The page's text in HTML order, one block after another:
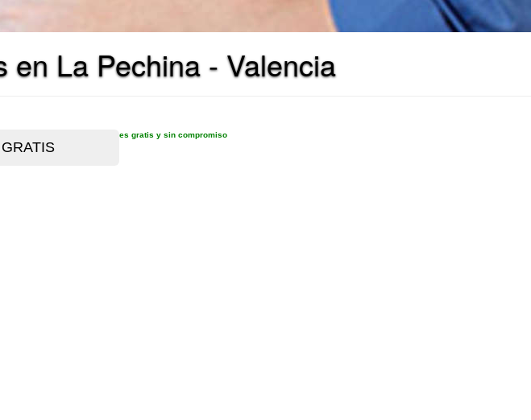
en La Pechina - Valencia
es gratis y sin compromiso